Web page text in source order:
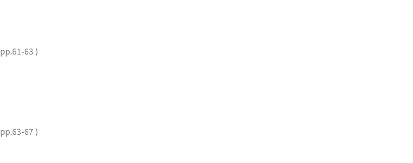
pp.61-63 )
pp.63-67 )